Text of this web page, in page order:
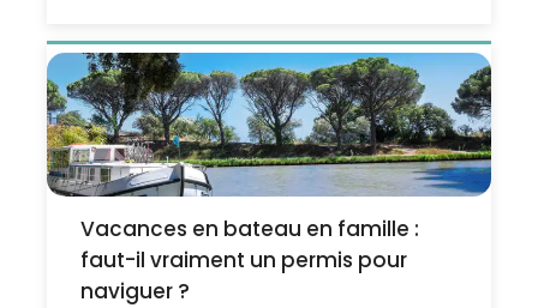
Vacances en bateau en famille :
faut-il vraiment un permis pour
naviguer ?